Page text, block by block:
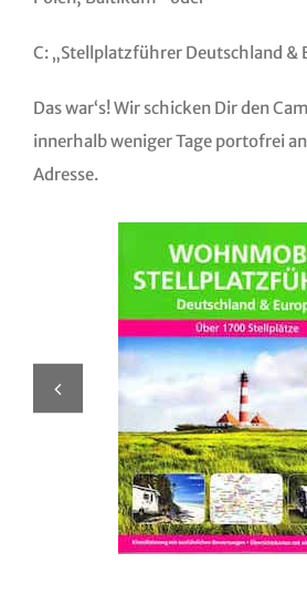
C: „Stellplatzführer Deutschland &
Das war‘s! Wir schicken Dir den
innerhalb weniger Tage portofrei
Adresse.